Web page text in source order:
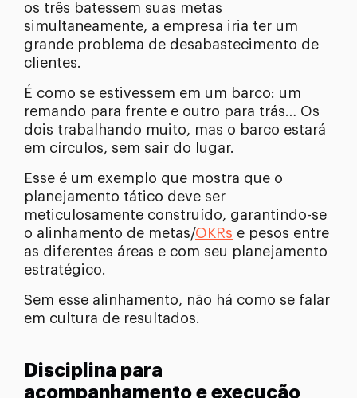
os três batessem suas metas
simultaneamente, a empresa iria ter um
grande problema de desabastecimento de
clientes.
É como se estivessem em um barco: um
remando para frente e outro para trás… Os
dois trabalhando muito, mas o barco estará
em círculos, sem sair do lugar.
Esse é um exemplo que mostra que o
planejamento tático deve ser
meticulosamente construído, garantindo-se
o alinhamento de metas/OKRs e pesos entre
as diferentes áreas e com seu planejamento
estratégico.
Sem esse alinhamento, não há como se falar
em cultura de resultados.
Disciplina para
acompanhamento e execução